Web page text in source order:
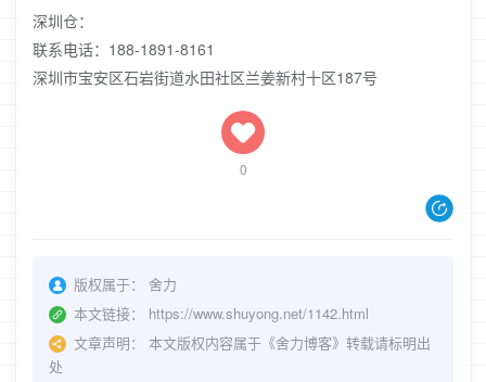
深圳仓：
联系电话：188-1891-8161
深圳市宝安区石岩街道水田社区兰姜新村十区187号
0
版权属于：
舍力
本文链接：
https://www.shuyong.net/1142.html
文章声明：
本文版权内容属于《舍力博客》转载请标明出
处